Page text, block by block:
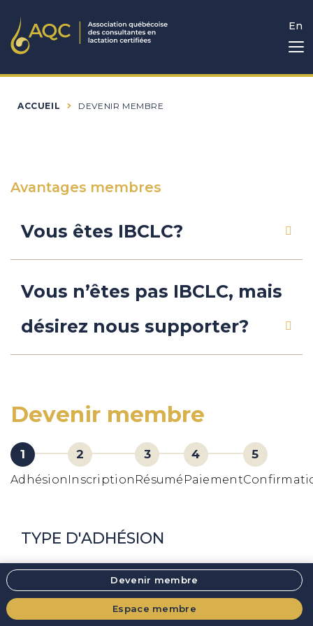
Devenir membre
Espace membre
En
ACCUEIL DEVENIR MEMBRE
Avantages membres
Vous êtes IBCLC?
Vous n’êtes pas IBCLC, mais
désirez nous supporter?
Devenir membre
Adhésion Inscription Résumé Paiement
TYPE D'ADHÉSION
Membre diplômée IBCLC
0,00 $